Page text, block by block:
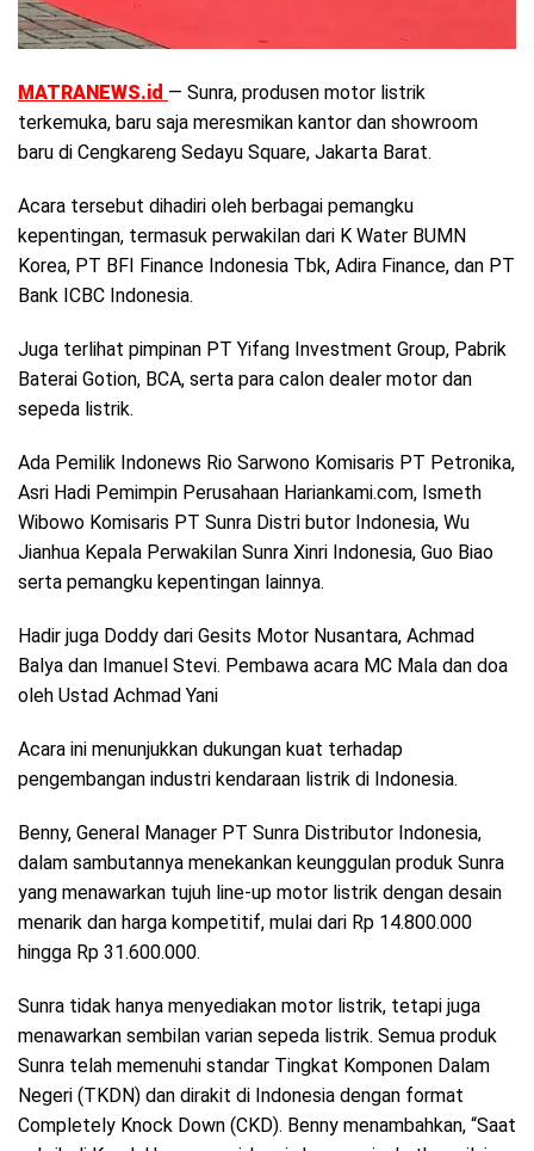
MATRANEWS.id — Sunra, produsen motor listrik
terkemuka, baru saja meresmikan kantor dan showroom
baru di Cengkareng Sedayu Square, Jakarta Barat.
Acara tersebut dihadiri oleh berbagai pemangku
kepentingan, termasuk perwakilan dari K Water BUMN
Korea, PT BFI Finance Indonesia Tbk, Adira Finance, dan PT
Bank ICBC Indonesia.
Juga terlihat pimpinan PT Yifang Investment Group, Pabrik
Baterai Gotion, BCA, serta para calon dealer motor dan
sepeda listrik.
Ada Pemilik Indonews Rio Sarwono Komisaris PT Petronika,
Asri Hadi Pemimpin Perusahaan Hariankami.com, Ismeth
Wibowo Komisaris PT Sunra Distri butor Indonesia, Wu
Jianhua Kepala Perwakilan Sunra Xinri Indonesia, Guo Biao
serta pemangku kepentingan lainnya.
Hadir juga Doddy dari Gesits Motor Nusantara, Achmad
Balya dan Imanuel Stevi. Pembawa acara MC Mala dan doa
oleh Ustad Achmad Yani
Acara ini menunjukkan dukungan kuat terhadap
pengembangan industri kendaraan listrik di Indonesia.
Benny, General Manager PT Sunra Distributor Indonesia,
dalam sambutannya menekankan keunggulan produk Sunra
yang menawarkan tujuh line-up motor listrik dengan desain
menarik dan harga kompetitif, mulai dari Rp 14.800.000
hingga Rp 31.600.000.
Sunra tidak hanya menyediakan motor listrik, tetapi juga
menawarkan sembilan varian sepeda listrik. Semua produk
Sunra telah memenuhi standar Tingkat Komponen Dalam
Negeri (TKDN) dan dirakit di Indonesia dengan format
Completely Knock Down (CKD). Benny menambahkan, “Saat